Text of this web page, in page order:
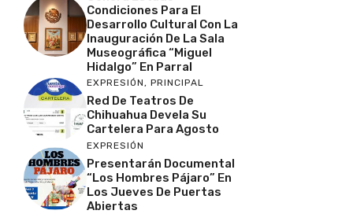
Condiciones Para El
Desarrollo Cultural Con La
Inauguración De La Sala
Museográfica “Miguel
Hidalgo” En Parral
EXPRESIÓN, PRINCIPAL
Red De Teatros De
Chihuahua Devela Su
Cartelera Para Agosto
EXPRESIÓN
Presentarán Documental
“Los Hombres Pájaro” En
Los Jueves De Puertas
Abiertas